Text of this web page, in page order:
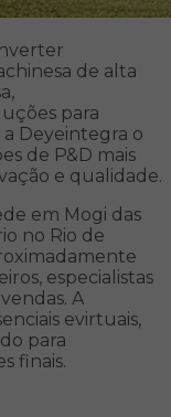
de alta
para
Deyeintegra o
de P&D mais
e qualidade.
em Mogi das
no Rio de
especialistas
A
evirtuais,
para
finais.